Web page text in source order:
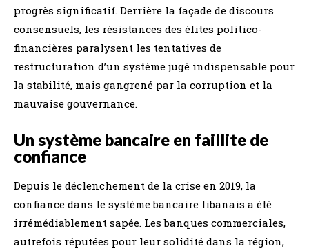
progrès significatif. Derrière la façade de discours
consensuels, les résistances des élites politico-
financières paralysent les tentatives de
restructuration d’un système jugé indispensable pour
la stabilité, mais gangrené par la corruption et la
mauvaise gouvernance.
Un système bancaire en faillite de
confiance
Depuis le déclenchement de la crise en 2019, la
confiance dans le système bancaire libanais a été
irrémédiablement sapée. Les banques commerciales,
autrefois réputées pour leur solidité dans la région,